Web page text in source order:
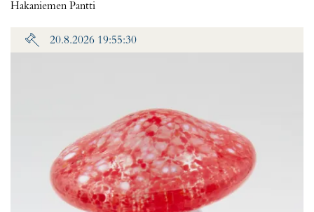
Hakaniemen Pantti
20.8.2026 19:55:30